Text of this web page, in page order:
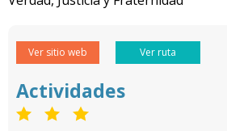
Ver sitio web Ver ruta
Actividades